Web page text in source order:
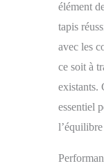
élément
tapis
avec les
ce soit à
existants.
essentiel